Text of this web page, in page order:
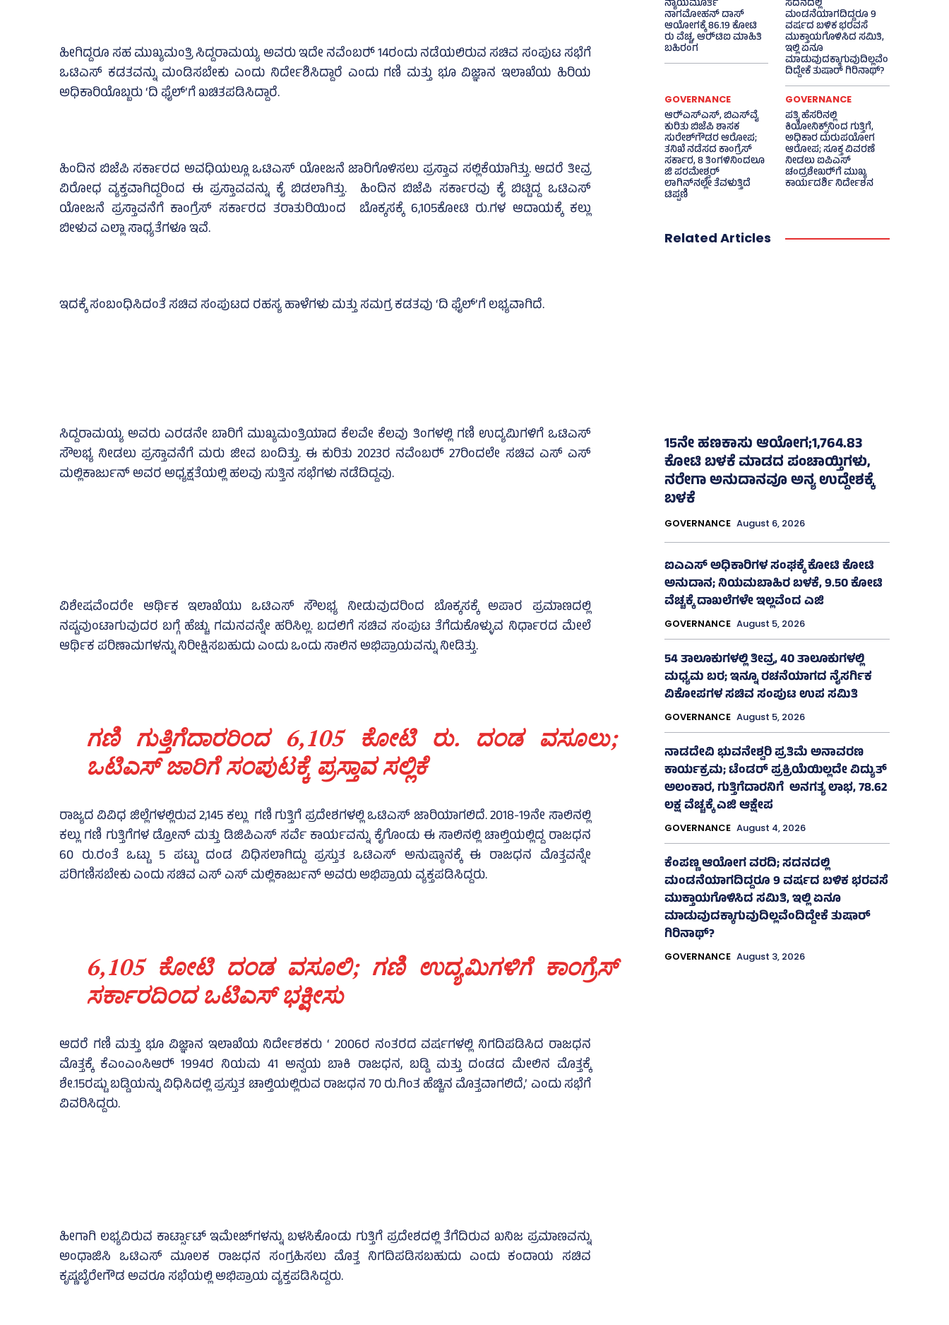
ಹೀಗಿದ್ದರೂ ಸಹ ಮುಖ್ಯಮಂತ್ರಿ ಸಿದ್ದರಾಮಯ್ಯ ಅವರು ಇದೇ ನವೆಂಬರ್‍‌ 14ರಂದು ನಡೆಯಲಿರುವ ಸಚಿವ ಸಂಪುಟ ಸಭೆಗೆ
ಒಟಿಎಸ್‌ ಕಡತವನ್ನು ಮಂಡಿಸಬೇಕು ಎಂದು ನಿರ್ದೇಶಿಸಿದ್ದಾರೆ ಎಂದು ಗಣಿ ಮತ್ತು ಭೂ ವಿಜ್ಞಾನ ಇಲಾಖೆಯ ಹಿರಿಯ
ಅಧಿಕಾರಿಯೊಬ್ಬರು ‘ದಿ ಫೈಲ್‌’ಗೆ ಖಚಿತಪಡಿಸಿದ್ದಾರೆ.
ಹಿಂದಿನ ಬಿಜೆಪಿ ಸರ್ಕಾರದ ಅವಧಿಯಲ್ಲೂ ಒಟಿಎಸ್‌ ಯೋಜನೆ ಜಾರಿಗೊಳಿಸಲು ಪ್ರಸ್ತಾವ ಸಲ್ಲಿಕೆಯಾಗಿತ್ತು. ಆದರೆ ತೀವ್ರ
ವಿರೋಧ ವ್ಯಕ್ತವಾಗಿದ್ದರಿಂದ ಈ ಪ್ರಸ್ತಾವವನ್ನು ಕೈ ಬಿಡಲಾಗಿತ್ತು. ಹಿಂದಿನ ಬಿಜೆಪಿ ಸರ್ಕಾರವು ಕೈ ಬಿಟ್ಟಿದ್ದ ಒಟಿಎಸ್‌
ಯೋಜನೆ ಪ್ರಸ್ತಾವನೆಗೆ ಕಾಂಗ್ರೆಸ್‌ ಸರ್ಕಾರದ ತರಾತುರಿಯಿಂದ ಬೊಕ್ಕಸಕ್ಕೆ 6,105ಕೋಟಿ ರು.ಗಳ ಆದಾಯಕ್ಕೆ ಕಲ್ಲು
ಬೀಳುವ ಎಲ್ಲಾ ಸಾಧ್ಯತೆಗಳೂ ಇವೆ.
ಇದಕ್ಕೆ ಸಂಬಂಧಿಸಿದಂತೆ ಸಚಿವ ಸಂಪುಟದ ರಹಸ್ಯ ಹಾಳೆಗಳು ಮತ್ತು ಸಮಗ್ರ ಕಡತವು ‘ದಿ ಫೈಲ್‌’ಗೆ ಲಭ್ಯವಾಗಿದೆ.
ಸಿದ್ದರಾಮಯ್ಯ ಅವರು ಎರಡನೇ ಬಾರಿಗೆ ಮುಖ್ಯಮಂತ್ರಿಯಾದ ಕೆಲವೇ ಕೆಲವು ತಿಂಗಳಲ್ಲಿ ಗಣಿ ಉದ್ಯಮಿಗಳಿಗೆ ಒಟಿಎಸ್‌
ಸೌಲಭ್ಯ ನೀಡಲು ಪ್ರಸ್ತಾವನೆಗೆ ಮರು ಜೀವ ಬಂದಿತ್ತು. ಈ ಕುರಿತು 2023ರ ನವೆಂಬರ್‍‌ 27ರಿಂದಲೇ ಸಚಿವ ಎಸ್‌ ಎಸ್‌
ಮಲ್ಲಿಕಾರ್ಜುನ್‌ ಅವರ ಅಧ್ಯಕ್ಷತೆಯಲ್ಲಿ ಹಲವು ಸುತ್ತಿನ ಸಭೆಗಳು ನಡೆದಿದ್ದವು.
ವಿಶೇಷವೆಂದರೇ ಆರ್ಥಿಕ ಇಲಾಖೆಯು ಒಟಿಎಸ್‌ ಸೌಲಭ್ಯ ನೀಡುವುದರಿಂದ ಬೊಕ್ಕಸಕ್ಕೆ ಅಪಾರ ಪ್ರಮಾಣದಲ್ಲಿ
ನಷ್ಟವುಂಟಾಗುವುದರ ಬಗ್ಗೆ ಹೆಚ್ಚು ಗಮನವನ್ನೇ ಹರಿಸಿಲ್ಲ. ಬದಲಿಗೆ ಸಚಿವ ಸಂಪುಟ ತೆಗೆದುಕೊಳ್ಳುವ ನಿರ್ಧಾರದ ಮೇಲೆ
ಆರ್ಥಿಕ ಪರಿಣಾಮಗಳನ್ನು ನಿರೀಕ್ಷಿಸಬಹುದು ಎಂದು ಒಂದು ಸಾಲಿನ ಅಭಿಪ್ರಾಯವನ್ನು ನೀಡಿತ್ತು.
ಗಣಿ ಗುತ್ತಿಗೆದಾರರಿಂದ 6,105 ಕೋಟಿ ರು. ದಂಡ ವಸೂಲು;
ಒಟಿಎಸ್‌ ಜಾರಿಗೆ ಸಂಪುಟಕ್ಕೆ ಪ್ರಸ್ತಾವ ಸಲ್ಲಿಕೆ
ರಾಜ್ಯದ ವಿವಿಧ ಜಿಲ್ಲೆಗಳಲ್ಲಿರುವ 2,145 ಕಲ್ಲು ಗಣಿ ಗುತ್ತಿಗೆ ಪ್ರದೇಶಗಳಲ್ಲಿ ಒಟಿಎಸ್‌ ಜಾರಿಯಾಗಲಿದೆ. 2018-19ನೇ ಸಾಲಿನಲ್ಲಿ
ಕಲ್ಲು ಗಣಿ ಗುತ್ತಿಗೆಗಳ ಡ್ರೋನ್‌ ಮತ್ತು ಡಿಜಿಪಿಎಸ್‌ ಸರ್ವೆ ಕಾರ್ಯವನ್ನು ಕೈಗೊಂಡು ಈ ಸಾಲಿನಲ್ಲಿ ಚಾಲ್ತಿಯಲ್ಲಿದ್ದ ರಾಜಧನ
60 ರು.ರಂತೆ ಒಟ್ಟು 5 ಪಟ್ಟು ದಂಡ ವಿಧಿಸಲಾಗಿದ್ದು ಪ್ರಸ್ತುತ ಒಟಿಎಸ್‌ ಅನುಷ್ಠಾನಕ್ಕೆ ಈ ರಾಜಧನ ಮೊತ್ತವನ್ನೇ
ಪರಿಗಣಿಸಬೇಕು ಎಂದು ಸಚಿವ ಎಸ್‌ ಎಸ್ ಮಲ್ಲಿಕಾರ್ಜುನ್‌ ಅವರು ಅಭಿಪ್ರಾಯ ವ್ಯಕ್ತಪಡಿಸಿದ್ದರು.
6,105 ಕೋಟಿ ದಂಡ ವಸೂಲಿ; ಗಣಿ ಉದ್ಯಮಿಗಳಿಗೆ ಕಾಂಗ್ರೆಸ್‌
ಸರ್ಕಾರದಿಂದ ಒಟಿಎಸ್‌ ಭಕ್ಷೀಸು
ಆದರೆ ಗಣಿ ಮತ್ತು ಭೂ ವಿಜ್ಞಾನ ಇಲಾಖೆಯ ನಿರ್ದೇಶಕರು ‘ 2006ರ ನಂತರದ ವರ್ಷಗಳಲ್ಲಿ ನಿಗದಿಪಡಿಸಿದ ರಾಜಧನ
ಮೊತ್ತಕ್ಕೆ ಕೆಎಂಎಂಸಿಆರ್‍‌ 1994ರ ನಿಯಮ 41 ಅನ್ವಯ ಬಾಕಿ ರಾಜಧನ, ಬಡ್ಡಿ ಮತ್ತು ದಂಡದ ಮೇಲಿನ ಮೊತ್ತಕ್ಕೆ
ಶೇ.15ರಷ್ಟು ಬಡ್ಡಿಯನ್ನು ವಿಧಿಸಿದಲ್ಲಿ ಪ್ರಸ್ತುತ ಚಾಲ್ತಿಯಲ್ಲಿರುವ ರಾಜಧನ 70 ರು.ಗಿಂತ ಹೆಚ್ಚಿನ ಮೊತ್ತವಾಗಲಿದೆ,’ ಎಂದು ಸಭೆಗೆ
ವಿವರಿಸಿದ್ದರು.
ಹೀಗಾಗಿ ಲಭ್ಯವಿರುವ ಕಾರ್ಟ್ಸಾಟ್‌ ಇಮೇಜ್‌ಗಳನ್ನು ಬಳಸಿಕೊಂಡು ಗುತ್ತಿಗೆ ಪ್ರದೇಶದಲ್ಲಿ ತೆಗೆದಿರುವ ಖನಿಜ ಪ್ರಮಾಣವನ್ನು
ಅಂಧಾಜಿಸಿ ಒಟಿಎಸ್‌ ಮೂಲಕ ರಾಜಧನ ಸಂಗ್ರಹಿಸಲು ಮೊತ್ತ ನಿಗದಿಪಡಿಸಬಹುದು ಎಂದು ಕಂದಾಯ ಸಚಿವ
ಕೃಷ್ಣಬೈರೇಗೌಡ ಅವರೂ ಸಭೆಯಲ್ಲಿ ಅಭಿಪ್ರಾಯ ವ್ಯಕ್ತಪಡಿಸಿದ್ದರು.
ನ್ಯಾಯಮೂರ್ತಿ
ನಾಗಮೋಹನ್ ದಾಸ್
ಆಯೋಗಕ್ಕೆ 86.19 ಕೋಟಿ
ರು ವೆಚ್ಚ, ಆರ್‍‌ಟಿಐ ಮಾಹಿತಿ
ಬಹಿರಂಗ
ಸದನದಲ್ಲಿ
ಮಂಡನೆಯಾಗದಿದ್ದರೂ 9
ವರ್ಷದ ಬಳಿಕ ಭರವಸೆ
ಮುಕ್ತಾಯಗೊಳಿಸಿದ ಸಮಿತಿ,
ಇಲ್ಲಿ ಏನೂ
ಮಾಡುವುದಕ್ಕಾಗುವುದಿಲ್ಲವೆಂ
ದಿದ್ದೇಕೆ ತುಷಾರ್ ಗಿರಿನಾಥ್?
GOVERNANCE
ಆರ್‍‌ಎಸ್‌ಎಸ್‌, ಬಿಎಸ್‌ವೈ
ಕುರಿತು ಬಿಜೆಪಿ ಶಾಸಕ
ಸುರೇಶ್‌ಗೌಡರ ಆರೋಪ;
ತನಿಖೆ ನಡೆಸದ ಕಾಂಗ್ರೆಸ್‌
ಸರ್ಕಾರ, 8 ತಿಂಗಳಿನಿಂದಲೂ
ಜಿ ಪರಮೇಶ್ವರ್
ಲಾಗಿನ್‌ನಲ್ಲೇ ತೆವಳುತ್ತಿದೆ
ಟಿಪ್ಪಣಿ
GOVERNANCE
ಪತ್ನಿ ಹೆಸರಿನಲ್ಲಿ
ಕಿಯೋನಿಕ್ಸ್‌ನಿಂದ ಗುತ್ತಿಗೆ,
ಅಧಿಕಾರ ದುರುಪಯೋಗ
ಆರೋಪ; ಸೂಕ್ತ ವಿವರಣೆ
ನೀಡಲು ಐಪಿಎಸ್‌
ಚಂದ್ರಶೇಖರ್‍‌ಗೆ ಮುಖ್ಯ
ಕಾರ್ಯದರ್ಶಿ ನಿರ್ದೇಶನ
Related Articles
15ನೇ ಹಣಕಾಸು ಆಯೋಗ;1,764.83
ಕೋಟಿ ಬಳಕೆ ಮಾಡದ ಪಂಚಾಯ್ತಿಗಳು,
ನರೇಗಾ ಅನುದಾನವೂ ಅನ್ಯ ಉದ್ದೇಶಕ್ಕೆ
ಬಳಕೆ
GOVERNANCE August 6, 2026
ಐಎಎಸ್‌ ಅಧಿಕಾರಿಗಳ ಸಂಘಕ್ಕೆ ಕೋಟಿ ಕೋಟಿ
ಅನುದಾನ; ನಿಯಮಬಾಹಿರ ಬಳಕೆ, 9.50 ಕೋಟಿ
ವೆಚ್ಚಕ್ಕೆ ದಾಖಲೆಗಳೇ ಇಲ್ಲವೆಂದ ಎಜಿ
GOVERNANCE August 5, 2026
54 ತಾಲೂಕುಗಳಲ್ಲಿ ತೀವ್ರ, 40 ತಾಲೂಕುಗಳಲ್ಲಿ
ಮಧ್ಯಮ ಬರ; ಇನ್ನೂ ರಚನೆಯಾಗದ ನೈಸರ್ಗಿಕ
ವಿಕೋಪಗಳ ಸಚಿವ ಸಂಪುಟ ಉಪ ಸಮಿತಿ
GOVERNANCE August 5, 2026
ನಾಡದೇವಿ ಭುವನೇಶ್ವರಿ ಪ್ರತಿಮೆ ಅನಾವರಣ
ಕಾರ್ಯಕ್ರಮ; ಟೆಂಡರ್ ಪ್ರಕ್ರಿಯೆಯಿಲ್ಲದೇ ವಿದ್ಯುತ್‌
ಅಲಂಕಾರ, ಗುತ್ತಿಗೆದಾರನಿಗೆ ಅನಗತ್ಯ ಲಾಭ, 78.62
ಲಕ್ಷ ವೆಚ್ಚಕ್ಕೆ ಎಜಿ ಆಕ್ಷೇಪ
GOVERNANCE August 4, 2026
ಕೆಂಪಣ್ಣ ಆಯೋಗ ವರದಿ; ಸದನದಲ್ಲಿ
ಮಂಡನೆಯಾಗದಿದ್ದರೂ 9 ವರ್ಷದ ಬಳಿಕ ಭರವಸೆ
ಮುಕ್ತಾಯಗೊಳಿಸಿದ ಸಮಿತಿ, ಇಲ್ಲಿ ಏನೂ
ಮಾಡುವುದಕ್ಕಾಗುವುದಿಲ್ಲವೆಂದಿದ್ದೇಕೆ ತುಷಾರ್
ಗಿರಿನಾಥ್?
GOVERNANCE August 3, 2026